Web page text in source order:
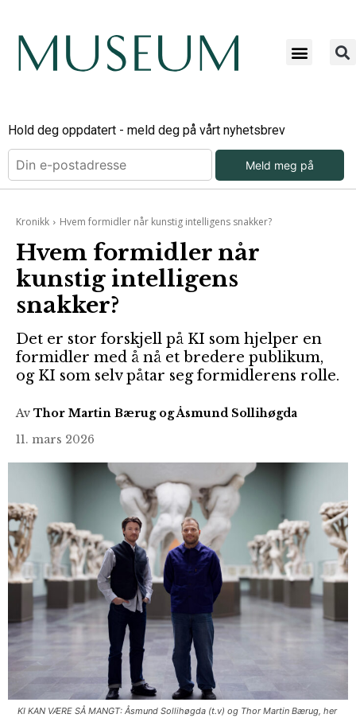
Hold deg oppdatert - meld deg på vårt nyhetsbrev
Meld meg på
Kronikk Hvem formidler når kunstig intelligens snakker?
Hvem formidler når
kunstig intelligens
snakker?
Det er stor forskjell på KI som hjelper en
formidler med å nå et bredere publikum,
og KI som selv påtar seg formidlerens rolle.
Av Thor Martin Bærug og Åsmund Sollihøgda
11. mars 2026
KI KAN VÆRE SÅ MANGT: Åsmund Sollihøgda (t.v) og Thor Martin Bærug, her